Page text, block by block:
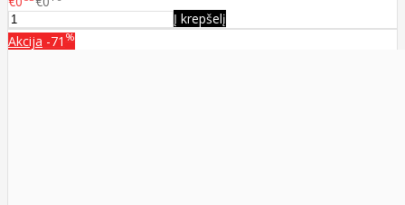
Į krepšelį
Akcija -71 %